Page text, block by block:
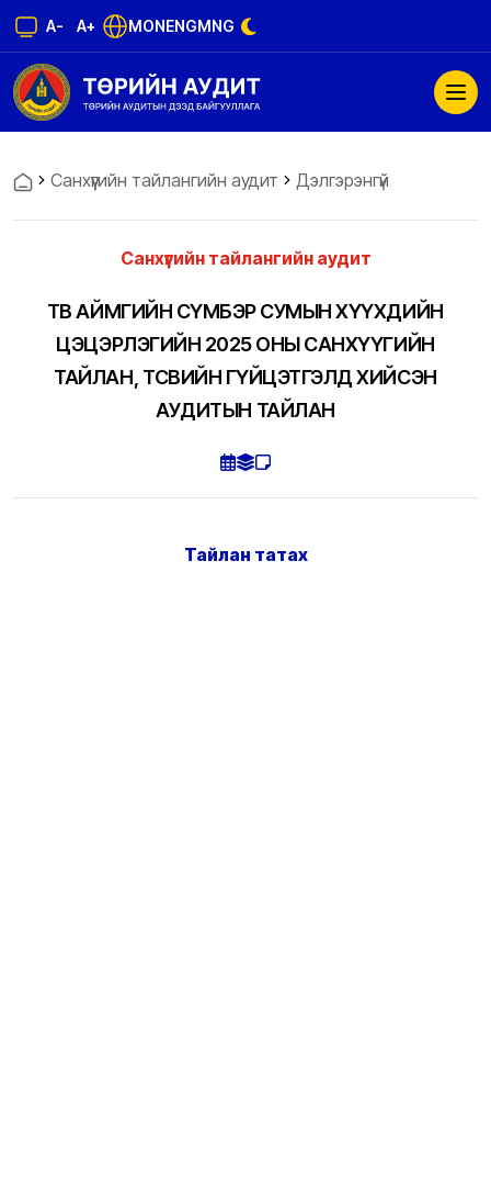
A- A+ MONENGMNG
Санхүүгийн тайлангийн аудит Дэлгэрэнгүй
Санхүүгийн тайлангийн аудит
ТӨВ АЙМГИЙН СҮМБЭР СУМЫН ХҮҮХДИЙН
ЦЭЦЭРЛЭГИЙН 2025 ОНЫ САНХҮҮГИЙН
ТАЙЛАН, ТӨСВИЙН ГҮЙЦЭТГЭЛД ХИЙСЭН
АУДИТЫН ТАЙЛАН
Тайлан татах